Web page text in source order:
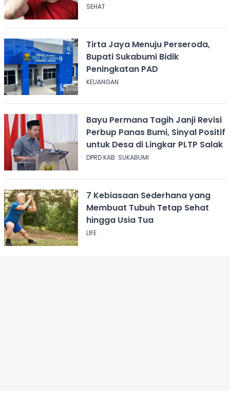
SEHAT
Tirta Jaya Menuju Perseroda,
Bupati Sukabumi Bidik
Peningkatan PAD
KEUANGAN
Bayu Permana Tagih Janji Revisi
Perbup Panas Bumi, Sinyal Positif
untuk Desa di Lingkar PLTP Salak
DPRD KAB. SUKABUMI
7 Kebiasaan Sederhana yang
Membuat Tubuh Tetap Sehat
hingga Usia Tua
LIFE